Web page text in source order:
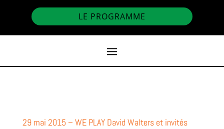
LE PROGRAMME
29 mai 2015 – WE PLAY David Walters et invités